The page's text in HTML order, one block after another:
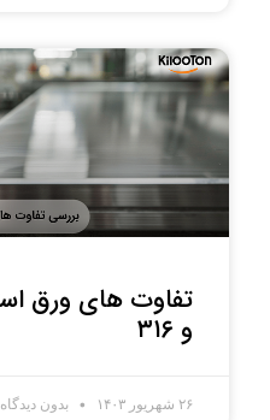
و ۳۱۶
۲۶ شهریور ۱۴۰۳ بدون دیدگاه